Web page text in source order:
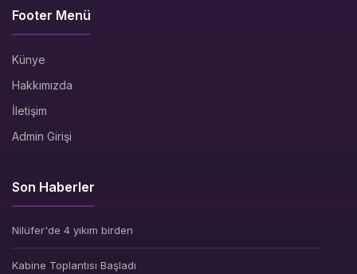
Footer Menü
Künye
Hakkımızda
İletişim
Admin Girişi
Son Haberler
Nilüfer'de 4 yıkım birden
Kabine Toplantısı Başladı